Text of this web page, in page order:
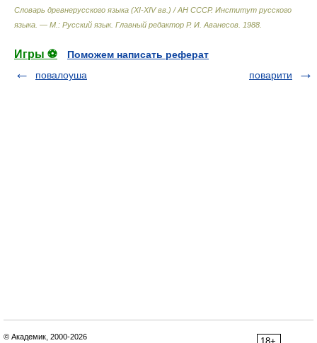
Словарь древнерусского языка (XI-XIV вв.) / АН СССР. Институт русского
языка. — М.: Русский язык. Главный редактор Р. И. Аванесов 1988
Игры ⚽
Поможем написать реферат
повалоуша
поварити
© Академик, 2000-2026